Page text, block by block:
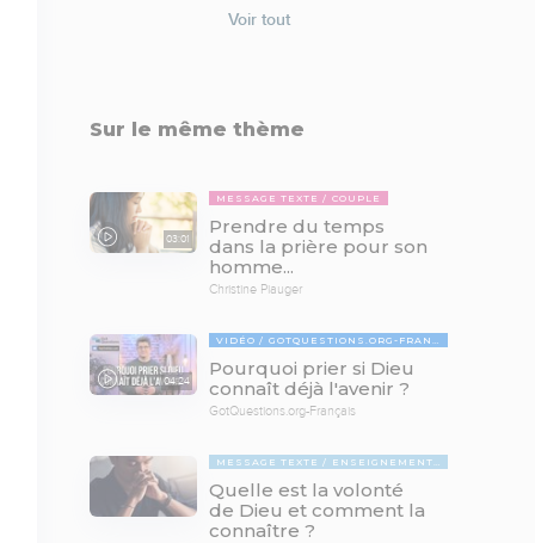
Voir tout
Sur le même thème
03:01
MESSAGE TEXTE COUPLE
Prendre du temps
dans la prière pour son
homme...
Christine Piauger
04:24
VIDÉO GOTQUESTIONS.ORG-FRANÇAIS
Pourquoi prier si Dieu
connaît déjà l'avenir ?
GotQuestions.org-Français
MESSAGE TEXTE ENSEIGNEMENTS BIBLIQUES
Quelle est la volonté
de Dieu et comment la
connaître ?